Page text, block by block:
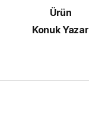
Ürün
Konuk Yazar